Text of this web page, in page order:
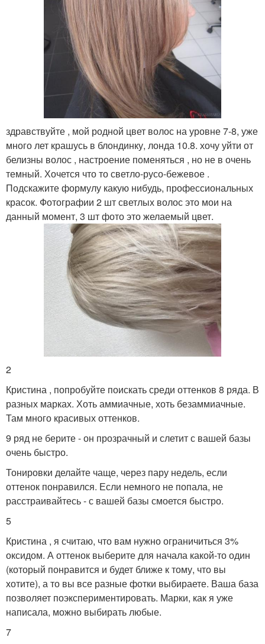
здравствуйте , мой родной цвет волос на уровне 7-8, уже
много лет крашусь в блондинку, лонда 10.8. хочу уйти от
белизны волос , настроение поменяться , но не в очень
темный. Хочется что то светло-русо-бежевое .
Подскажите формулу какую нибудь, профессиональных
красок. Фотографии 2 шт светлых волос это мои на
данный момент, 3 шт фото это желаемый цвет.
2
Кристина , попробуйте поискать среди оттенков 8 ряда. В
разных марках. Хоть аммиачные, хоть безаммиачные.
Там много красивых оттенков.
9 ряд не берите - он прозрачный и слетит с вашей базы
очень быстро.
Тонировки делайте чаще, через пару недель, если
оттенок понравился. Если немного не попала, не
расстраивайтесь - с вашей базы смоется быстро.
5
Кристина , я считаю, что вам нужно ограничиться 3%
оксидом. А оттенок выберите для начала какой-то один
(который понравится и будет ближе к тому, что вы
хотите), а то вы все разные фотки выбираете. Ваша база
позволяет поэкспериментировать. Марки, как я уже
написала, можно выбирать любые.
7